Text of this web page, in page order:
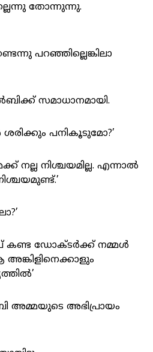
തോന്നുന്നു.
പറഞ്ഞില്ലെങ്കിലാ
സമാധാനമായി.
ശരിക്കും പനികൂടുമോ?’
നല്ല നിശ്ചയമില്ല. എന്നാൽ
കണ്ട ഡോക്ടർക്ക് നമ്മൾ
അമ്മയുടെ അഭിപ്രായം